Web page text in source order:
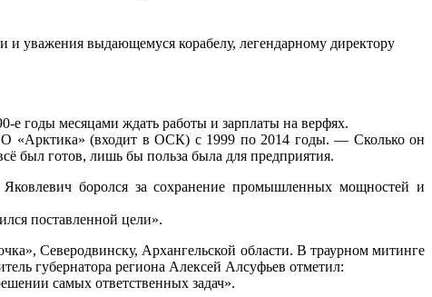
уважения выдающемуся корабелу, легендарному директору
е годы месяцами ждать работы и зарплаты на верфях.
«Арктика» (входит в ОСК) с 1999 по 2014 годы. — Сколько он
был готов, лишь бы польза была для предприятия.
боролся за сохранение промышленных мощностей и
поставленной цели».
Северодвинску, Архангельской области. В траурном митинге
губернатора региона Алексей Алсуфьев отметил:
самых ответственных задач».